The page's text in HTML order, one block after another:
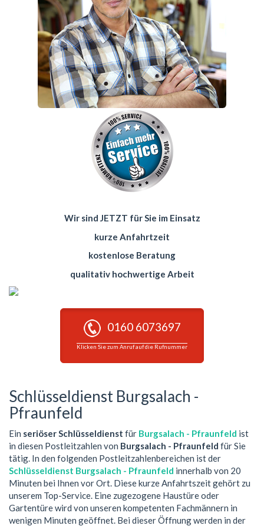
Wir sind JETZT für Sie im Einsatz
kurze Anfahrtzeit
kostenlose Beratung
qualitativ hochwertige Arbeit
0160 6073697
Klicken Sie zum Anruf auf die Rufnummer
Schlüsseldienst Burgsalach -
Pfraunfeld
Ein seriöser Schlüsseldienst für Burgsalach - Pfraunfeld ist
in diesen Postleitzahlen von Burgsalach - Pfraunfeld für Sie
tätig. In den folgenden Postleitzahlenbereichen ist der
Schlüsseldienst Burgsalach - Pfraunfeld innerhalb von 20
Minuten bei Ihnen vor Ort. Diese kurze Anfahrtszeit gehört zu
unserem Top-Service. Eine zugezogene Haustüre oder
Gartentüre wird von unseren kompetenten Fachmännern in
wenigen Minuten geöffnet. Bei dieser Öffnung werden in der